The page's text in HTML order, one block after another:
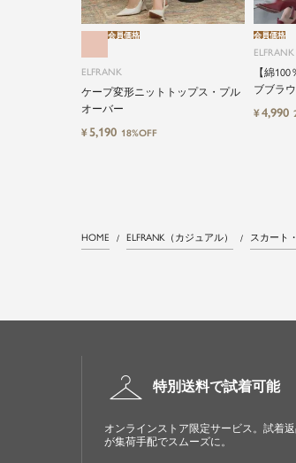
ELFRANK
ケープ変形ニットトップス・プル
オーバー
会員価格
¥5,190 18%OFF
ELFRANK
【綿
ブブラウ
会員価格
¥4,990
HOME ELFRANK（カジュアル） スカート
checkroom 特別送料で試着可能
オンラインストア限定サービス。試着
が集荷手配でスムーズに。